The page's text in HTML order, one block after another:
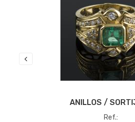
ANILLOS /
Ref.: